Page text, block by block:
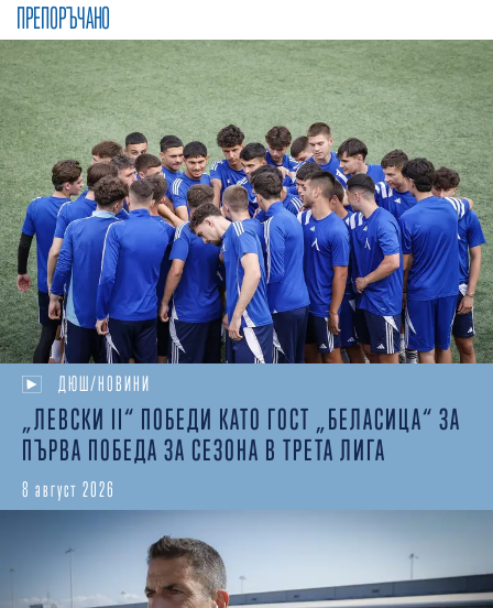
ПРЕПОРЪЧАНО
ДЮШ/НОВИНИ
„ЛЕВСКИ II“ ПОБЕДИ КАТО ГОСТ „БЕЛАСИЦА“ ЗА
ПЪРВА ПОБЕДА ЗА СЕЗОНА В ТРЕТА ЛИГА
8 август 2026